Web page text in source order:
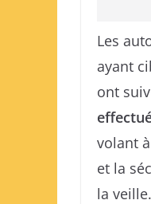
Les
ayant
ont
volant
et la
la veille.